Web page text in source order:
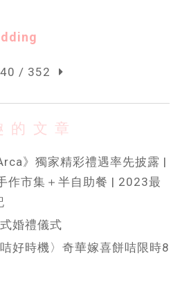
40 / 352
的文章
》獨家精彩禮遇率先披露 |
作市集＋半自助餐 | 2023最
婚禮儀式
咭好時機〉奇華嫁喜餅咭限時8